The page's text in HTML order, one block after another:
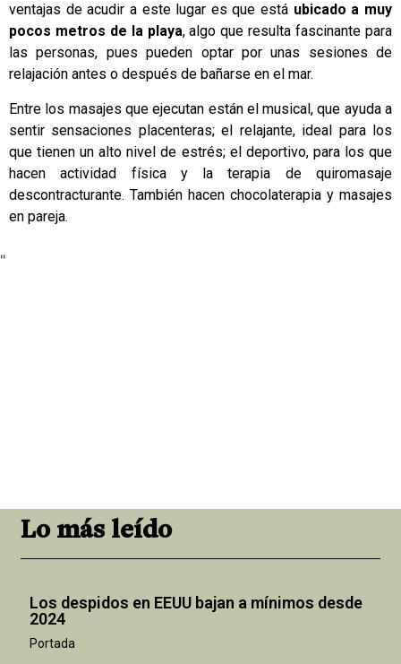
ventajas de acudir a este lugar es que está ubicado a muy
pocos metros de la playa, algo que resulta fascinante para
las personas, pues pueden optar por unas sesiones de
relajación antes o después de bañarse en el mar.
Entre los masajes que ejecutan están el musical, que ayuda a
sentir sensaciones placenteras; el relajante, ideal para los
que tienen un alto nivel de estrés; el deportivo, para los que
hacen actividad física y la terapia de quiromasaje
descontracturante. También hacen chocolaterapia y masajes
en pareja.
"
Lo más leído
Los despidos en EEUU bajan a mínimos desde
2024
Portada